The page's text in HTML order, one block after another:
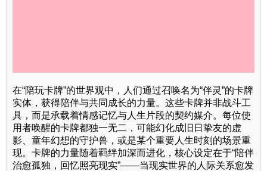
在“陪玩卡牌”的世界观中，人们通过召唤名为“伴灵”的卡牌
实体，获得陪伴与共同成长的力量。这些卡牌并非战斗工
具，而是承载着情感记忆与人生片段的契约媒介。每位使
用者唤醒的卡牌都独一无二，可能幻化成旧日挚友的虚
影、童年幻想的守护兽，或是某个重要人生时刻的场景重
现。卡牌的力量随着羁绊加深而进化，核心设定在于“陪伴
治愈孤独，回忆照亮现实”——当现实世界的人际关系愈发